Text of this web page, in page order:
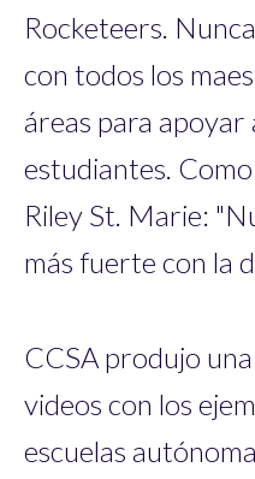
Rocketeers.
con todos los
áreas para
estudiantes.
Riley St. Marie:
más fuerte con la
CCSA produjo
videos con los
escuelas